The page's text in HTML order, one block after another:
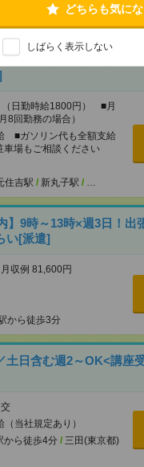
どちらも気にな
しばらく表示しない
徒歩5分 /鶴見駅から徒歩5
ゆったり見守りだけ＊週1
（日勤時給1800円） ■月
8回勤務の場合）
■ガソリン代も全額支給
場もご相談ください
住吉駅 / 新丸子駅 / …
】9時～13時×週3日！出
い[派遣]
収例 81,600円
から徒歩3分
土日含む週2～OK<講座
当社規定あり）
から徒歩4分 / 三田(東京都)